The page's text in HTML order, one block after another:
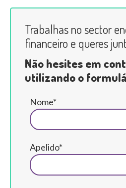
Trabalhas no sector
financeiro e queres
Não hesites em
utilizando o
Nome*
Apelido*